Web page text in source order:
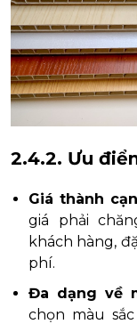
2.4.2. Ưu
Giá thành
giá phải
khách hàng,
phí.
Đa dạng về
chọn màu